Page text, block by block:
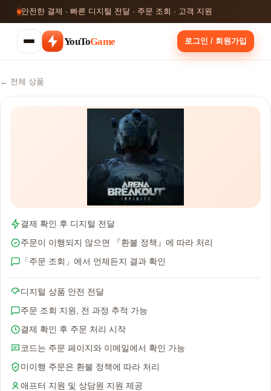
안전한 결제 · 빠른 디지털 전달 · 주문 조회 · 고객 지원
YouToGame 로그인 / 회원가입
← 전체 상품
결제 확인 후 디지털 전달
주문이 이행되지 않으면 『환불 정책』에 따라 처리
「주문 조회」에서 언제든지 결과 확인
디지털 상품 안전 전달
주문 조회 지원, 전 과정 추적 가능
결제 확인 후 주문 처리 시작
코드는 주문 페이지와 이메일에서 확인 가능
미이행 주문은 환불 정책에 따라 처리
애프터 지원 및 상담원 지원 제공